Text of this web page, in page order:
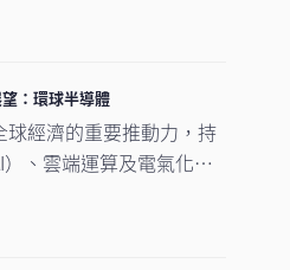
另一方面，MSCI明晟中
及AI資本開支上升所拖
關因素已反映於市場價格
望中，我們將重點分析
市場於2026年下半年表
此外，投資團隊亦闡釋
：環球半導體
球經濟的重要推動力，持
、雲端運算及電氣化等
半導體是一個由結構性